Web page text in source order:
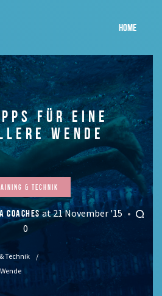
HOME
FÜR EINE
WENDE
& Technik
COACHESat 21 November '15
0
Technik